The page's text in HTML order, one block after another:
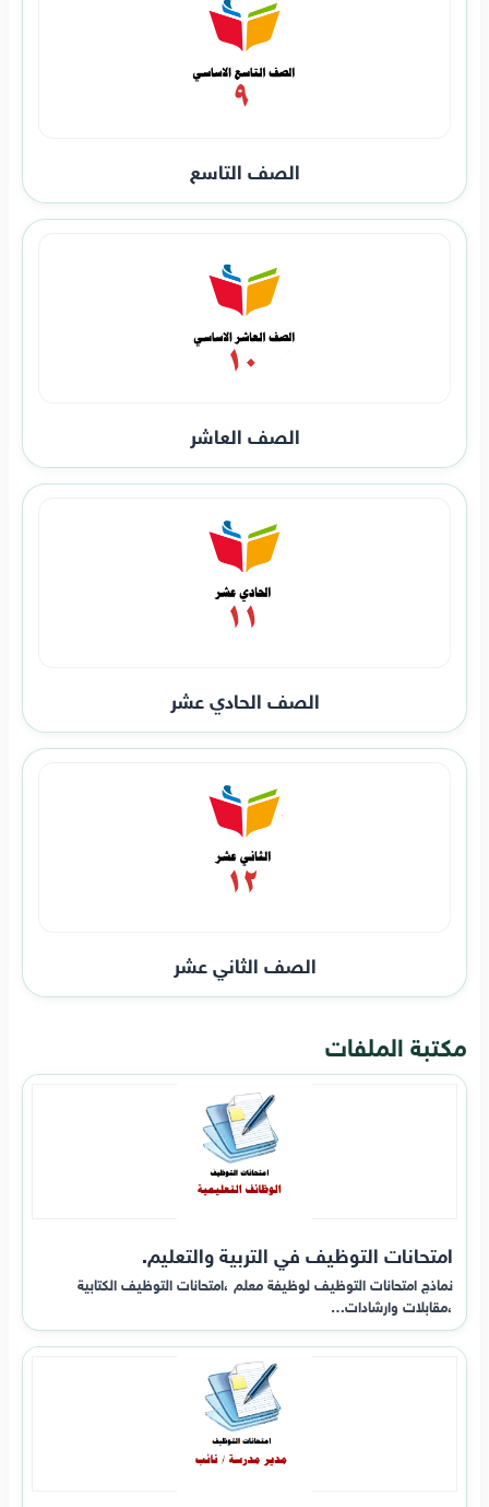
الصف التاسع
الصف العاشر
الصف الحادي عشر
الصف الثاني عشر
مكتبة الملفات
امتحانات التوظيف في التربية والتعليم.
نماذج امتحانات التوظيف لوظيفة معلم ،امتحانات التوظيف الكتابية
،مقابلات وارشادات…